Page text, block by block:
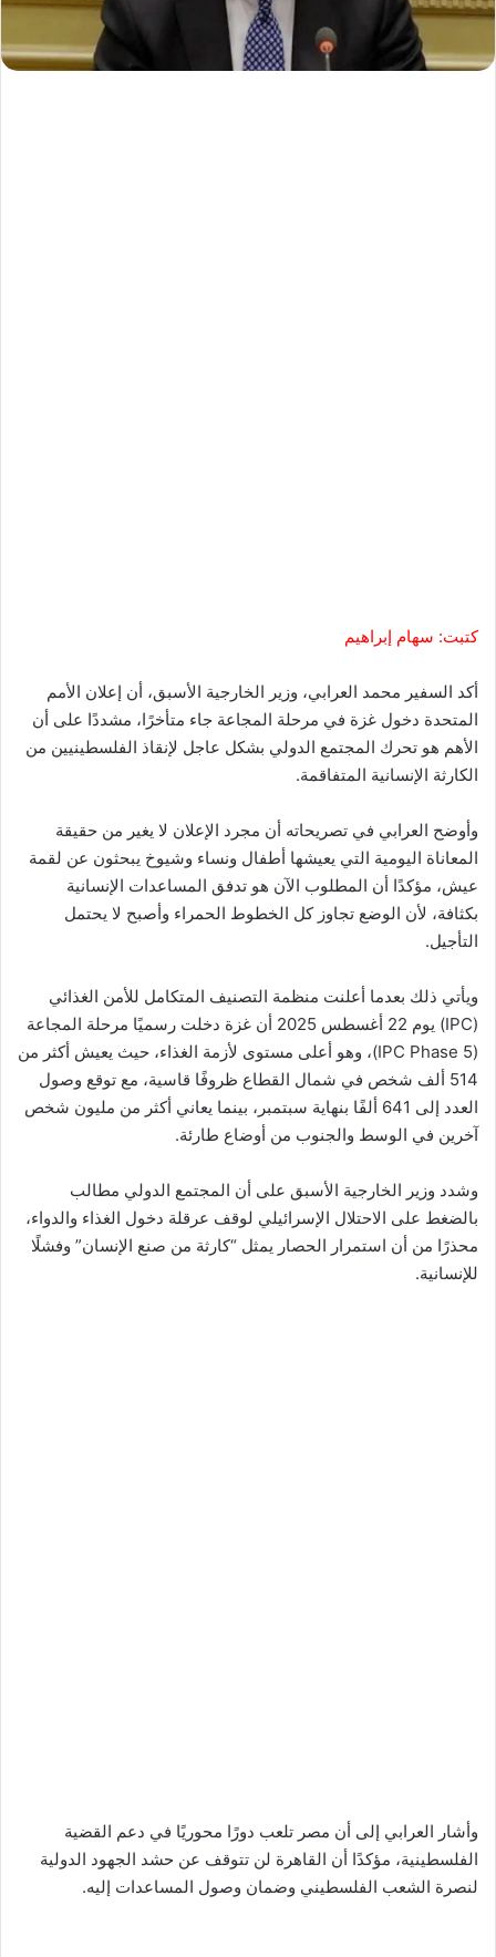
كتبت: سهام إبراهيم
أكد السفير محمد العرابي، وزير الخارجية الأسبق، أن إعلان الأمم
المتحدة دخول غزة في مرحلة المجاعة جاء متأخرًا، مشددًا على أن
الأهم هو تحرك المجتمع الدولي بشكل عاجل لإنقاذ الفلسطينيين من
الكارثة الإنسانية المتفاقمة.
وأوضح العرابي في تصريحاته أن مجرد الإعلان لا يغير من حقيقة
المعاناة اليومية التي يعيشها أطفال ونساء وشيوخ يبحثون عن لقمة
عيش، مؤكدًا أن المطلوب الآن هو تدفق المساعدات الإنسانية
بكثافة، لأن الوضع تجاوز كل الخطوط الحمراء وأصبح لا يحتمل
التأجيل.
ويأتي ذلك بعدما أعلنت منظمة التصنيف المتكامل للأمن الغذائي
(IPC) يوم 22 أغسطس 2025 أن غزة دخلت رسميًا مرحلة المجاعة
(IPC Phase 5)، وهو أعلى مستوى لأزمة الغذاء، حيث يعيش أكثر من
514 ألف شخص في شمال القطاع ظروفًا قاسية، مع توقع وصول
العدد إلى 641 ألفًا بنهاية سبتمبر، بينما يعاني أكثر من مليون شخص
آخرين في الوسط والجنوب من أوضاع طارئة.
وشدد وزير الخارجية الأسبق على أن المجتمع الدولي مطالب
بالضغط على الاحتلال الإسرائيلي لوقف عرقلة دخول الغذاء والدواء،
محذرًا من أن استمرار الحصار يمثل “كارثة من صنع الإنسان” وفشلًا
للإنسانية.
وأشار العرابي إلى أن مصر تلعب دورًا محوريًا في دعم القضية
الفلسطينية، مؤكدًا أن القاهرة لن تتوقف عن حشد الجهود الدولية
لنصرة الشعب الفلسطيني وضمان وصول المساعدات إليه.